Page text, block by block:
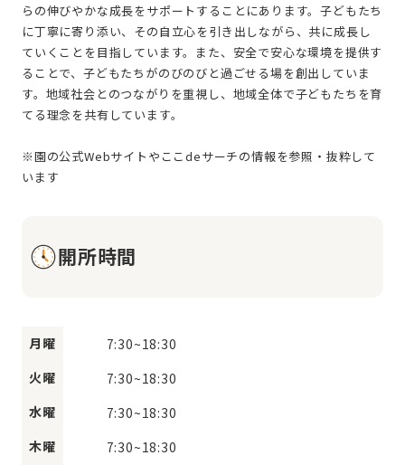
らの伸びやかな成長をサポートすることにあります。子どもたち
に丁寧に寄り添い、その自立心を引き出しながら、共に成長し
ていくことを目指しています。また、安全で安心な環境を提供す
ることで、子どもたちがのびのびと過ごせる場を創出していま
す。地域社会とのつながりを重視し、地域全体で子どもたちを育
てる理念を共有しています。
※園の公式Webサイトやここdeサーチの情報を参照・抜粋して
開所時間
月曜 7:30~18:30
火曜
7:30~18:30
水曜
7:30~18:30
木曜
7:30~18:30